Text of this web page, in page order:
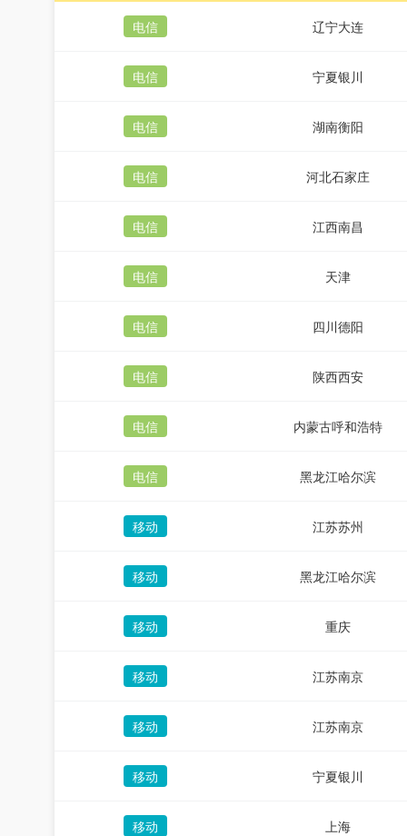
电信 辽宁大连
电信 宁夏银川
电信 湖南衡阳
电信 河北石家庄
电信 江西南昌
电信 天津
电信 四川德阳
电信 陕西西安
电信 内蒙古呼和浩特
电信 黑龙江哈尔滨
移动 江苏苏州
移动 黑龙江哈尔滨
移动 重庆
移动 江苏南京
移动 江苏南京
移动 宁夏银川
移动 上海